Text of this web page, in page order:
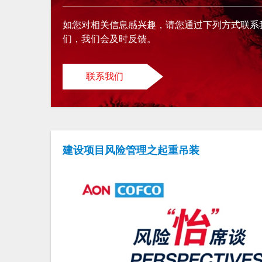
如您对相关信息感兴趣，请您通过下列方式联系
们，我们会及时反馈。
联系我们
建设项目风险管理之起重吊装